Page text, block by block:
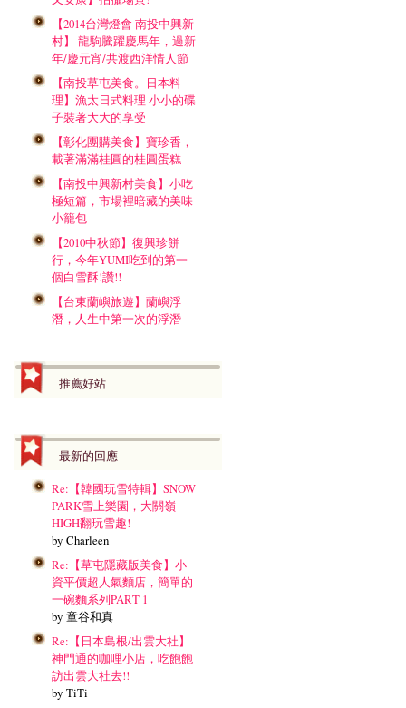
【2014台灣燈會 南投中興新
村】 龍駒騰躍慶馬年，過新
年/慶元宵/共渡西洋情人節
【南投草屯美食。日本料
理】漁太日式料理 小小的碟
子裝著大大的享受
【彰化團購美食】寶珍香，
載著滿滿桂圓的桂圓蛋糕
【南投中興新村美食】小吃
極短篇，市場裡暗藏的美味
小籠包
【2010中秋節】復興珍餅
行，今年YUMI吃到的第一
個白雪酥!讚!!
【台東蘭嶼旅遊】蘭嶼浮
潛，人生中第一次的浮潛
推薦好站
最新的回應
Re:【韓國玩雪特輯】SNOW
PARK雪上樂園，大關嶺
HIGH翻玩雪趣!
by Charleen
Re:【草屯隱藏版美食】小
資平價超人氣麵店，簡單的
一碗麵系列PART 1
by 童谷和真
Re:【日本島根/出雲大社】
神門通的咖哩小店，吃飽飽
訪出雲大社去!!
by TiTi